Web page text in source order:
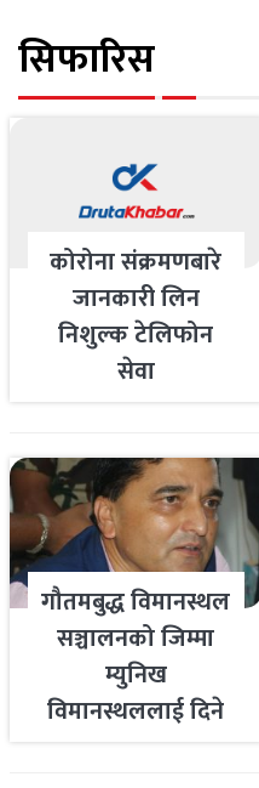
सिफारिस
कोरोना संक्रमणबारे
जानकारी लिन
निशुल्क टेलिफोन
सेवा
गौतमबुद्ध विमानस्थल
सञ्चालनको जिम्मा
म्युनिख
विमानस्थललाई दिने